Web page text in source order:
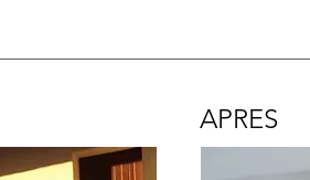
APRES